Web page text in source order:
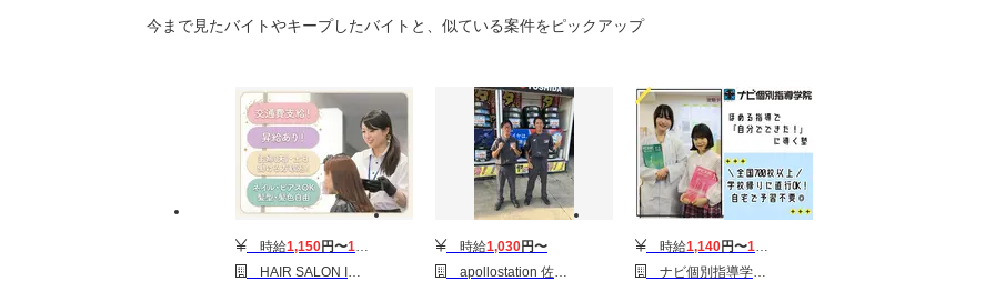
今まで見たバイトやキープしたバイトと、似ている案件をピックアップ
時給1,150円〜1,600
HAIR SALON IWASAKI 佐賀牛津店［パート］スタイリスト(株式会社ハクブン)
時給1,030円〜
apollostation 佐賀バイパスSS
時給1,140円〜1,466
ナビ個別指導学院 牛津校